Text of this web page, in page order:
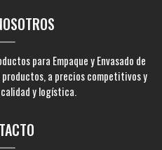
para Empaque y Envasado de
a precios competitivos y
y logística.